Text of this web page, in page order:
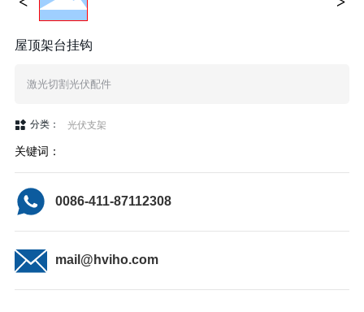
屋顶架台挂钩
激光切割光伏配件
分类： 光伏支架
关键词：
0086-411-87112308
mail@hviho.com